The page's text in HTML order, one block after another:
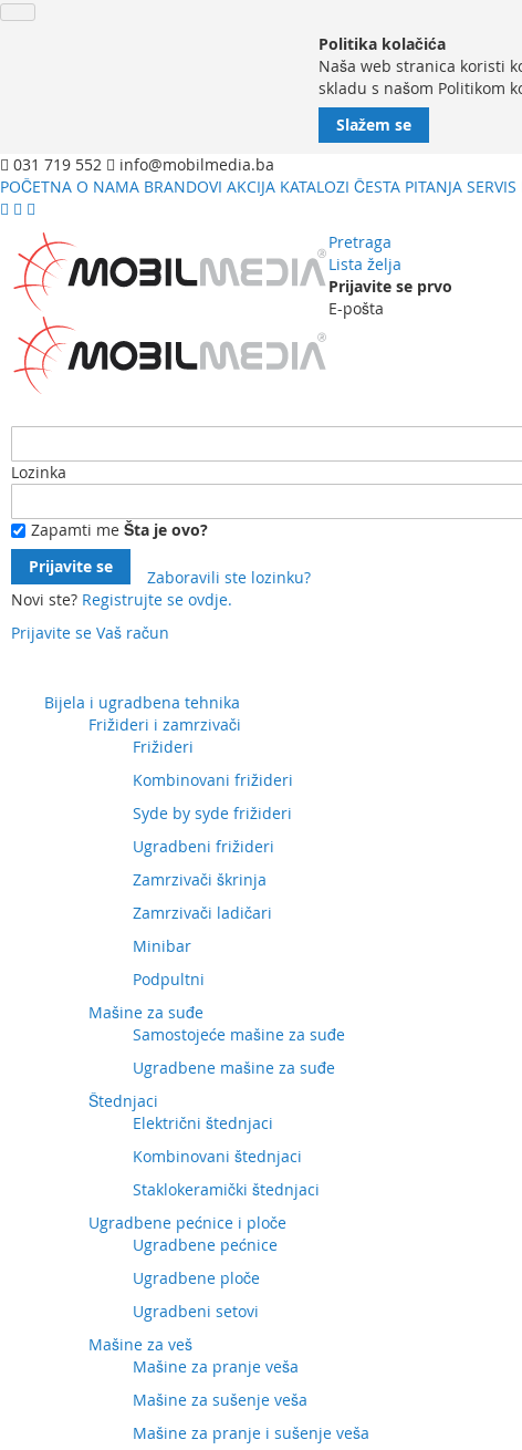
Politika kolačića
Naša web stranica koristi
skladu s našom Politikom
Slažem se
031 719 552
info@mobilmedia.ba
POČETNA O NAMA BRANDOVI AKCIJA KATALOZI ČESTA PITANJA SERVIS
Pretraga
Lista želja
Prijavite se prvo
E-pošta
Lozinka
Zapamti me Šta je ovo?
Prijavite se
Zaboravili ste lozinku?
Novi ste? Registrujte se ovdje.
Prijavite se Vaš račun
sadržajBijela i ugradbena tehnika
Frižideri i zamrzivači
Frižideri
Kombinovani frižideri
Syde by syde frižideri
Ugradbeni frižideri
Zamrzivači škrinja
Zamrzivači ladičari
Minibar
Podpultni
Mašine za suđe
Samostojeće mašine za suđe
Ugradbene mašine za suđe
Štednjaci
Električni štednjaci
Kombinovani štednjaci
Staklokeramički štednjaci
Ugradbene pećnice i ploče
Ugradbene pećnice
Ugradbene ploče
Ugradbeni setovi
Mašine za veš
Mašine za pranje veša
Mašine za sušenje veša
Mašine za pranje i sušenje veša